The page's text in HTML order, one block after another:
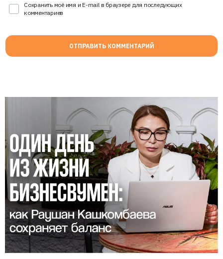
Сохранить моё имя и E-mail в браузере для последующих
комментариев